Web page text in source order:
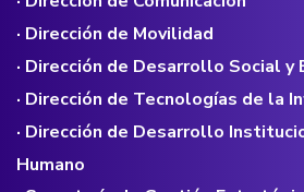
· Dirección de Movilidad
· Dirección de Desarrollo Social y
· Dirección de Tecnologías de la
· Dirección de Desarrollo
Humano